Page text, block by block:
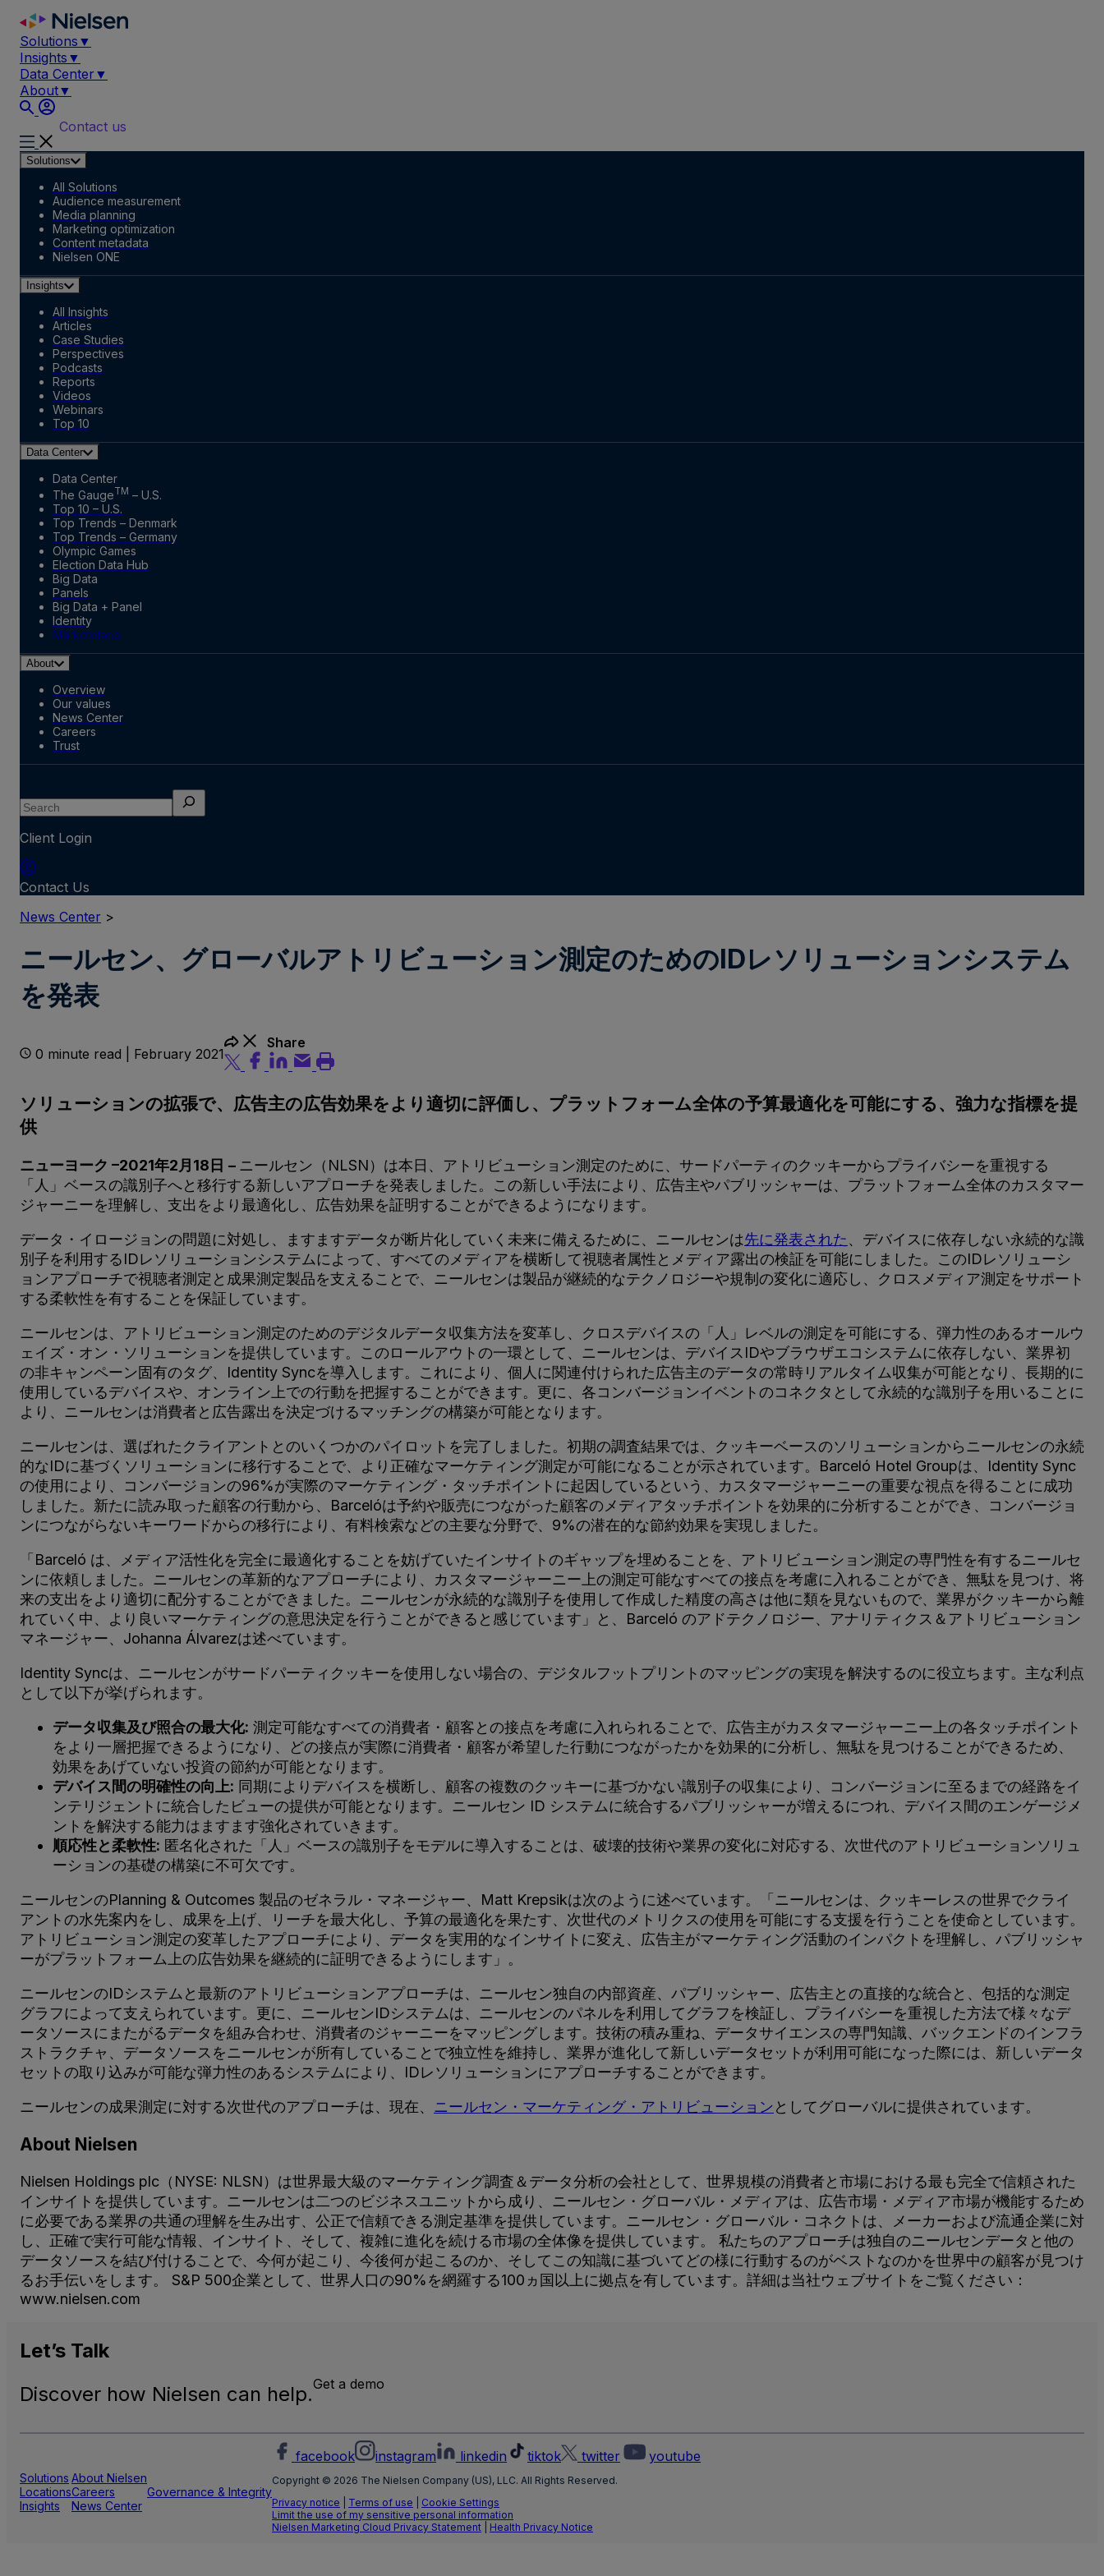
Skip
content
Solutions ▼
Insights ▼
Data Center ▼
About▼
Contact us
Solutions
All Solutions
Audience measurement
Media planning
Marketing optimization
Content metadata
Nielsen ONE
Insights
All Insights
Articles
Case Studies
Perspectives
Podcasts
Reports
Videos
Webinars
Top 10
Data Center
Data Center
The GaugeTM – U.S.
Top 10 – U.S.
Top Trends – Denmark
Top Trends – Germany
Olympic Games
Election Data Hub
Big Data
Panels
Big Data + Panel
Identity
Marketplace
About
Overview
Our values
News Center
Careers
Trust
Search
Client Login
Contact Us
News Center >
ニールセン、グローバルアトリビューション測定のためのIDレソリューションシステム
を発表
0 minute read | February 2021
Share
ソリューションの拡張で、広告主の広告効果をより適切に評価し、プラットフォーム全体の予算最適化を可能にする、強力な指標を提
供
ニューヨーク –2021年2月18日 – ニールセン（NLSN）は本日、アトリビューション測定のために、サードパーティのクッキーからプライバシーを重視する
「人」ベースの識別子へと移行する新しいアプローチを発表しました。この新しい手法により、広告主やパブリッシャーは、プラットフォーム全体のカスタマー
ジャーニーを理解し、支出をより最適化し、広告効果を証明することができるようになります。
データ・イロージョンの問題に対処し、ますますデータが断片化していく未来に備えるために、ニールセンは先に発表された、デバイスに依存しない永続的な識
別子を利用するIDレソリューションシステムによって、すべてのメディアを横断して視聴者属性とメディア露出の検証を可能にしました。このIDレソリューシ
ョンアプローチで視聴者測定と成果測定製品を支えることで、ニールセンは製品が継続的なテクノロジーや規制の変化に適応し、クロスメディア測定をサポート
する柔軟性を有することを保証しています。
ニールセンは、アトリビューション測定のためのデジタルデータ収集方法を変革し、クロスデバイスの「人」レベルの測定を可能にする、弾力性のあるオールウ
ェイズ・オン・ソリューションを提供しています。このロールアウトの一環として、ニールセンは、デバイスIDやブラウザエコシステムに依存しない、業界初
の非キャンペーン固有のタグ、Identity Syncを導入します。これにより、個人に関連付けられた広告主のデータの常時リアルタイム収集が可能となり、長期的に
使用しているデバイスや、オンライン上での行動を把握することができます。更に、各コンバージョンイベントのコネクタとして永続的な識別子を用いることに
より、ニールセンは消費者と広告露出を決定づけるマッチングの構築が可能となります。
ニールセンは、選ばれたクライアントとのいくつかのパイロットを完了しました。初期の調査結果では、クッキーベースのソリューションからニールセンの永続
的なIDに基づくソリューションに移行することで、より正確なマーケティング測定が可能になることが示されています。Barceló Hotel Groupは、Identity Sync
の使用により、コンバージョンの96%が実際のマーケティング・タッチポイントに起因しているという、カスタマージャーニーの重要な視点を得ることに成功
しました。新たに読み取った顧客の行動から、Barcelóは予約や販売につながった顧客のメディアタッチポイントを効果的に分析することができ、コンバージョ
ンにつながらないキーワードからの移行により、有料検索などの主要な分野で、9%の潜在的な節約効果を実現しました。
「Barceló は、メディア活性化を完全に最適化することを妨げていたインサイトのギャップを埋めることを、アトリビューション測定の専門性を有するニールセ
ンに依頼しました。ニールセンの革新的なアプローチにより、カスタマージャーニー上の測定可能なすべての接点を考慮に入れることができ、無駄を見つけ、将
来の支出をより適切に配分することができました。ニールセンが永続的な識別子を使用して作成した精度の高さは他に類を見ないもので、業界がクッキーから離
れていく中、より良いマーケティングの意思決定を行うことができると感じています」と、Barceló のアドテクノロジー、アナリティクス＆アトリビューション
マネージャー、Johanna Álvarezは述べています。
Identity Syncは、ニールセンがサードパーティクッキーを使用しない場合の、デジタルフットプリントのマッピングの実現を解決するのに役立ちます。主な利点
として以下が挙げられます。
データ収集及び照合の最大化: 測定可能なすべての消費者・顧客との接点を考慮に入れられることで、広告主がカスタマージャーニー上の各タッチポイント
をより一層把握できるようになり、どの接点が実際に消費者・顧客が希望した行動につながったかを効果的に分析し、無駄を見つけることができるため、
効果をあげていない投資の節約が可能となります。
デバイス間の明確性の向上: 同期によりデバイスを横断し、顧客の複数のクッキーに基づかない識別子の収集により、コンバージョンに至るまでの経路をイ
ンテリジェントに統合したビューの提供が可能となります。ニールセン ID システムに統合するパブリッシャーが増えるにつれ、デバイス間のエンゲージメ
ントを解決する能力はますます強化されていきます。
順応性と柔軟性: 匿名化された「人」ベースの識別子をモデルに導入することは、破壊的技術や業界の変化に対応する、次世代のアトリビューションソリュ
ーションの基礎の構築に不可欠です。
ニールセンのPlanning & Outcomes 製品のゼネラル・マネージャー、Matt Krepsikは次のように述べています。「ニールセンは、クッキーレスの世界でクライ
アントの水先案内をし、成果を上げ、リーチを最大化し、予算の最適化を果たす、次世代のメトリクスの使用を可能にする支援を行うことを使命としています。
アトリビューション測定の変革したアプローチにより、データを実用的なインサイトに変え、広告主がマーケティング活動のインパクトを理解し、パブリッシャ
ーがプラットフォーム上の広告効果を継続的に証明できるようにします」。
ニールセンのIDシステムと最新のアトリビューションアプローチは、ニールセン独自の内部資産、パブリッシャー、広告主との直接的な統合と、包括的な測定
グラフによって支えられています。更に、ニールセンIDシステムは、ニールセンのパネルを利用してグラフを検証し、プライバシーを重視した方法で様々なデ
ータソースにまたがるデータを組み合わせ、消費者のジャーニーをマッピングします。技術の積み重ね、データサイエンスの専門知識、バックエンドのインフラ
ストラクチャ、データソースをニールセンが所有していることで独立性を維持し、業界が進化して新しいデータセットが利用可能になった際には、新しいデータ
セットの取り込みが可能な弾力性のあるシステムにより、IDレソリューションにアプローチすることができます。
ニールセンの成果測定に対する次世代のアプローチは、現在、 ニールセン・マーケティング・アトリビューションとしてグローバルに提供されています。
About Nielsen
Nielsen Holdings plc（NYSE: NLSN）は世界最大級のマーケティング調査＆データ分析の会社として、世界規模の消費者と市場における最も完全で信頼された
インサイトを提供しています。ニールセンは二つのビジネスユニットから成り、ニールセン・グローバル・メディアは、広告市場・メディア市場が機能するため
に必要である業界の共通の理解を生み出す、公正で信頼できる測定基準を提供しています。ニールセン・グローバル・コネクトは、メーカーおよび流通企業に対
し、正確で実行可能な情報、インサイト、そして、複雑に進化を続ける市場の全体像を提供しています。 私たちのアプローチは独自のニールセンデータと他の
データソースを結び付けることで、今何が起こり、今後何が起こるのか、そしてこの知識に基づいてどの様に行動するのがベストなのかを世界中の顧客が見つけ
るお手伝いをします。 S&P 500企業として、世界人口の90%を網羅する100ヵ国以上に拠点を有しています。詳細は当社ウェブサイトをご覧ください：
www.nielsen.com
Let’s Talk
Discover how Nielsen can help.Get a demo
Solutions
Locations
Insights
About Nielsen
Careers
News Center
Governance & Integrity
facebook instagram linkedin tiktok twitter youtube
Copyright © 2026 The Nielsen Company (US), LLC. All Rights Reserved.
Privacy notice
Terms of use
Cookie Settings
Limit the use of my sensitive personal information
Nielsen Marketing Cloud Privacy Statement
Health Privacy Notice